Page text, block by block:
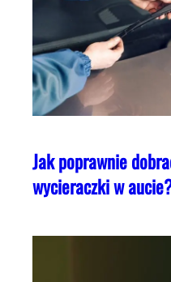
Jak poprawnie
wycieraczki w